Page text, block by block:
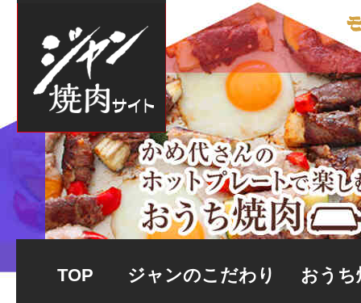
TOP ジャンのこだわり おうち